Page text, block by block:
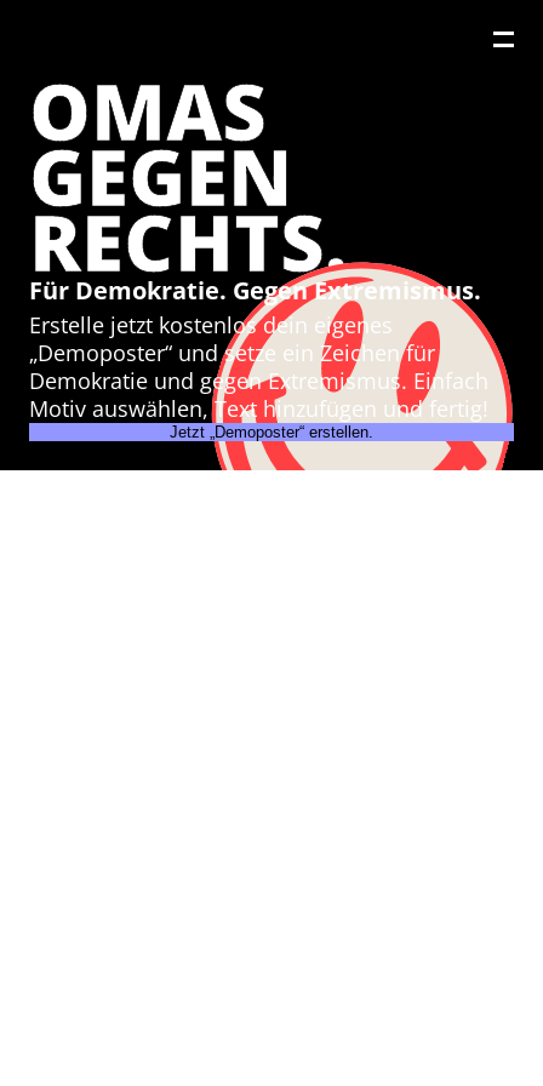
OMAS
GEGEN
RECHTS.
Für Demokratie. Gegen Extremismus.
Erstelle jetzt kostenlos dein eigenes
„Demoposter“ und setze ein Zeichen für
Demokratie und gegen Extremismus. Einfach
Motiv auswählen, Text hinzufügen und fertig!
Jetzt „Demoposter“ erstellen.